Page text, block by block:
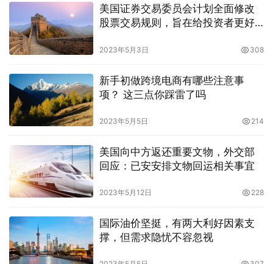
美国证券交易委员会计划全面修改
股票交易规则，旨在给投资者更好
2023年5月3日 308
新手初做跨境电商有哪些注意事
项？ 这三点你踩雷了吗
2023年5月5日 214
美国向中方返还重要文物，外交部
回应：已安安排文物回运相关事宜
2023年5月12日 228
国际油价坚挺，有两大利好因素支
撑，但需求隐忧不容忽视